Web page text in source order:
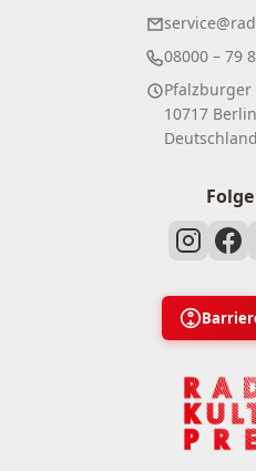
08000 – 79
Pfalzburger
10717 Berlin
Deutschland